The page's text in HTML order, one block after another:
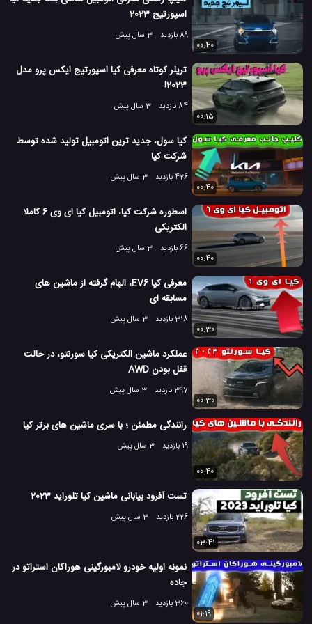
اسپورتیج 2023
89 بازدید
3 سال پیش
00:40
تریلر کوتاه معرفی کیا اسپورتیج ایکس پرو مدل
2023!
84 بازدید
3 سال پیش
00:15
کیا سول، جدید ترین اتومبیل تولید شده توسط
شرکت کیا
426 بازدید
3 سال پیش
00:40
اسطوره شرکت کیا، اتومبیل کیا ای وی 6 کاملا
الکتریکی
66 بازدید
3 سال پیش
00:40
معرفی کیا EV6، الهام گرفته از ماشین های
مسابقه ای
318 بازدید
3 سال پیش
00:30
عملکرد ماشین الکتریکی کیا سورنتو، در حالت
قفل بودن AWD
397 بازدید
3 سال پیش
00:30
رانندگی مطمئن ؛ با سری ماشین های برتر کیا
19 بازدید 3 سال پیش
00:40
تست آفرود بیابانی ماشین کیا تلوراید 2023
226 بازدید 3 سال پیش
03:41
نمونه اولیه خودرو لامبورگینی هوراکان استراتو در
جاده
360 بازدید
3 سال پیش
01:19